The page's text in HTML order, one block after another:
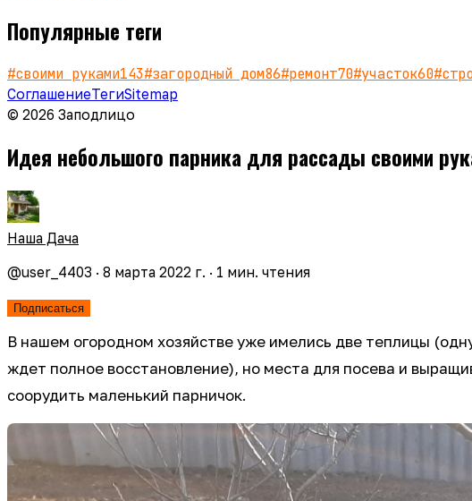
Популярные теги
#своими руками143#загородный дом86#ремонт70#участок60#
СоглашениеТегиSitemap
© 2026 Заподлицо
Идея небольшого парника для рассады своими
Наша Дача
@user_4403 · 8 марта 2022 г. · 1 мин. чтения
Подписаться
В нашем огородном хозяйстве уже имелись две теплицы
ждет полное восстановление), но места для посева и
соорудить маленький парничок.